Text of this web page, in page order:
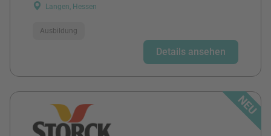
Langen, Hessen
Ausbildung
Details ansehen